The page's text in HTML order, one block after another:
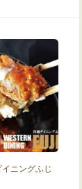
ニングふじ